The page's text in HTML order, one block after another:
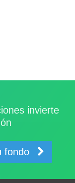
invierte
fondo